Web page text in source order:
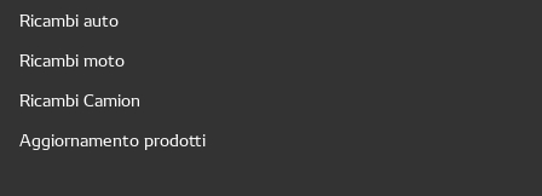
Ricambi auto
Ricambi moto
Ricambi Camion
Aggiornamento prodotti